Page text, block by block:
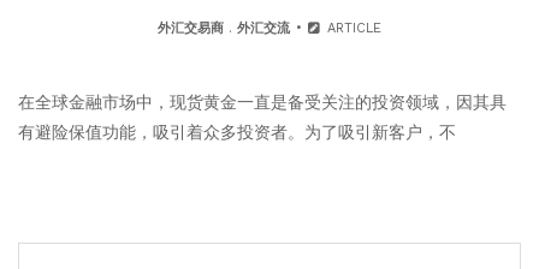
外汇交易商 .外汇交流 ARTICLE
在全球金融市场中，现货黄金一直是备受关注的投资领域，因其具
有避险保值功能，吸引着众多投资者。为了吸引新客户，不